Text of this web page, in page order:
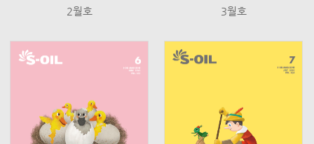
2월호 3월호